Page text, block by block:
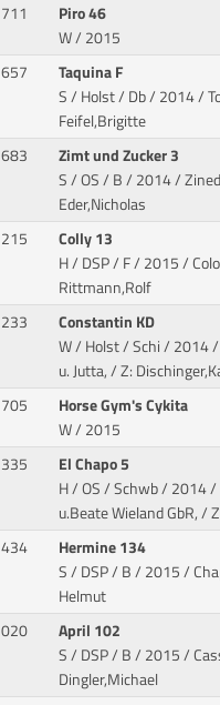
711
Piro 46
W / 2015
657
Taquina F
S / Holst / Db / 2014 /
Feifel,Brigitte
683
Zimt und Zucker 3
S / OS / B / 2014 /
Eder,Nicholas
215
Colly 13
H / DSP / F / 2015 /
Rittmann,Rolf
233
Constantin KD
W / Holst / Schi / 2014
u. Jutta, / Z:
705
Horse Gym's Cykita
W / 2015
335
El Chapo 5
H / OS / Schwb / 2014
u.Beate Wieland GbR, /
434
Hermine 134
S / DSP / B / 2015 /
Helmut
020
April 102
S / DSP / B / 2015 /
Dingler,Michael